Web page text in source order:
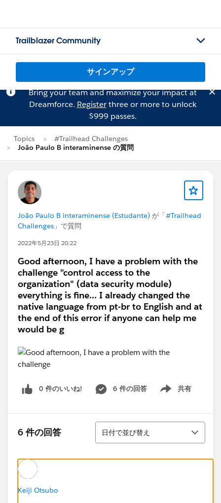
Trailblazer Community
サインアップ
Bring your team and maximize your impact at
Dreamforce. Registerthree or more to unlock
$999 passes.
Topics
#Trailhead Challenges
João Paulo B interaminense の質問
João Paulo B interaminense (Estudante) が「#Trailhead
Challenges 」で質問
2022年5月23日 20:22
Good afternoon, I have a problem with the
challenge "control access to the
organization" (data security module)
everything is fine... I already changed the
native language from pt-br to English and at
the end of this error if anyone can help me
would be g
0 件のいいね! 6 件の回答 共有
Show menu
6 件の回答
並び替え
日付で並び替え
Keiji Otsubo